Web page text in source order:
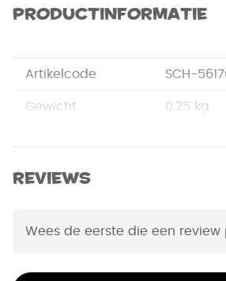
Productinformatie
Artikelcode SCH-
Gewicht 0,25 kg
Afmetingen
Puzzelstukjes 60
Reviews
Wees de eerste die een review